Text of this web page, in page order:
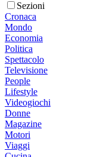
Sezioni
Cronaca
Mondo
Economia
Politica
Spettacolo
Televisione
People
Lifestyle
Videogiochi
Donne
Magazine
Motori
Viaggi